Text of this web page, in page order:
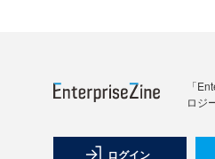
「
ロジ
ログイン